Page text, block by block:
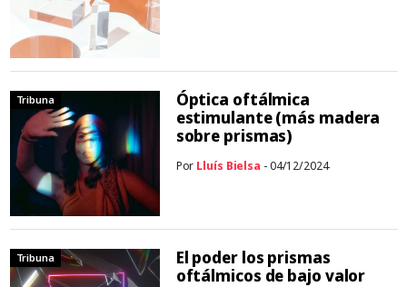
Tribuna
Óptica oftálmica
estimulante (más madera
sobre prismas)
Por Lluís Bielsa - 04/12/2024
Tribuna
El poder los prismas
oftálmicos de bajo valor